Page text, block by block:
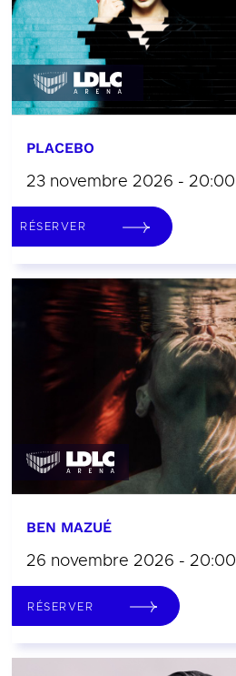
PLACEBO
23 novembre 2026 - 20:00
RÉSERVER
BEN MAZUÉ
26 novembre 2026 - 20:00
RÉSERVER